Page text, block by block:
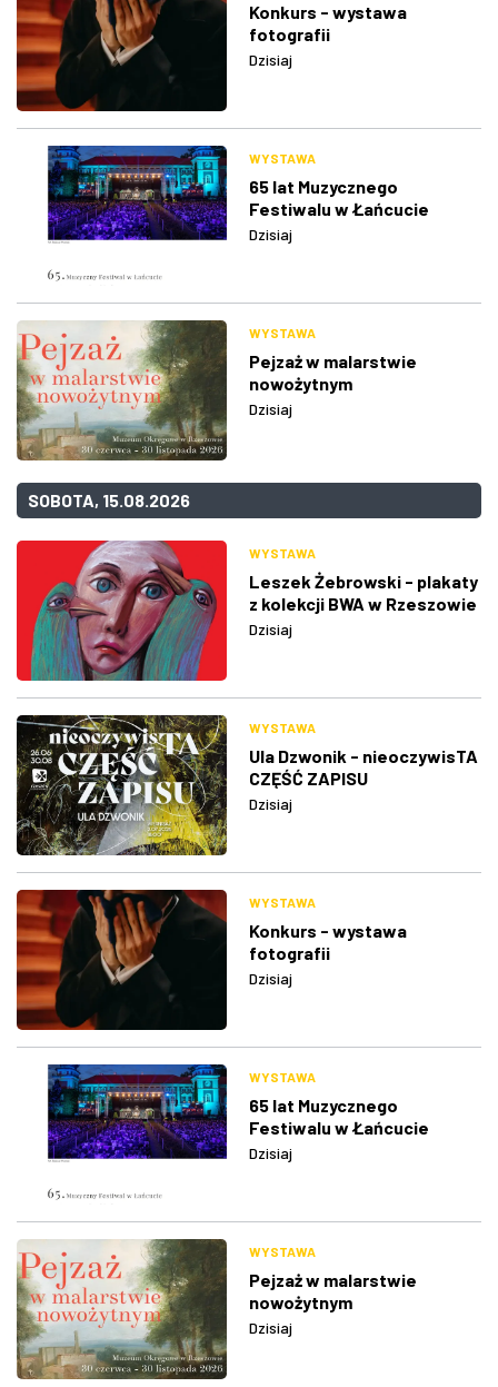
Konkurs - wystawa
fotografii
Dzisiaj
WYSTAWA
65 lat Muzycznego
Festiwalu w Łańcucie
Dzisiaj
WYSTAWA
Pejzaż w malarstwie
nowożytnym
Dzisiaj
SOBOTA, 15.08.2026
WYSTAWA
Leszek Żebrowski - plakaty
z kolekcji BWA w Rzeszowie
Dzisiaj
WYSTAWA
Ula Dzwonik - nieoczywisTA
CZĘŚĆ ZAPISU
Dzisiaj
WYSTAWA
Konkurs - wystawa
fotografii
Dzisiaj
WYSTAWA
65 lat Muzycznego
Festiwalu w Łańcucie
Dzisiaj
WYSTAWA
Pejzaż w malarstwie
nowożytnym
Dzisiaj